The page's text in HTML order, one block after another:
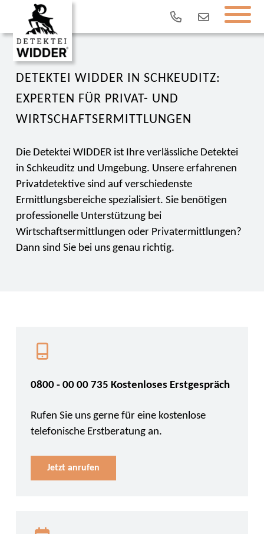
DETEKTEI WIDDER IN SCHKEUDITZ:
EXPERTEN FÜR PRIVAT- UND
WIRTSCHAFTSERMITTLUNGEN
Die Detektei WIDDER ist Ihre verlässliche Detektei
in Schkeuditz und Umgebung. Unsere erfahrenen
Privatdetektive sind auf verschiedenste
Ermittlungsbereiche spezialisiert. Sie benötigen
professionelle Unterstützung bei
Wirtschaftsermittlungen oder Privatermittlungen?
Dann sind Sie bei uns genau richtig.
0800 - 00 00 735 Kostenloses Erstgespräch
Rufen Sie uns gerne für eine kostenlose
telefonische Erstberatung an.
Jetzt anrufen